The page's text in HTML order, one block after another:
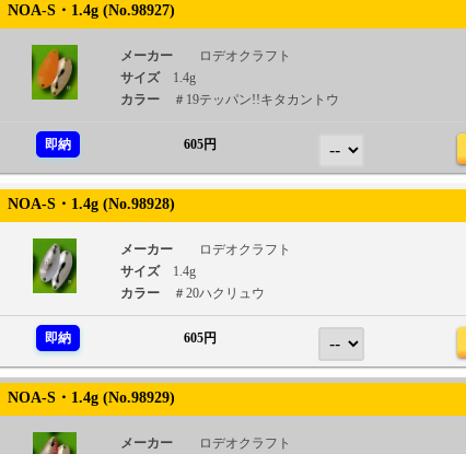
NOA-S・1.4g (No.98927)
メーカー
ロデオクラフト
サイズ
1.4g
カラー
＃19テッパン!!キタカントウ
即納 605円
NOA-S・1.4g (No.98928)
メーカー
ロデオクラフト
サイズ
1.4g
カラー
＃20ハクリュウ
即納 605円
NOA-S・1.4g (No.98929)
メーカー ロデオクラフト